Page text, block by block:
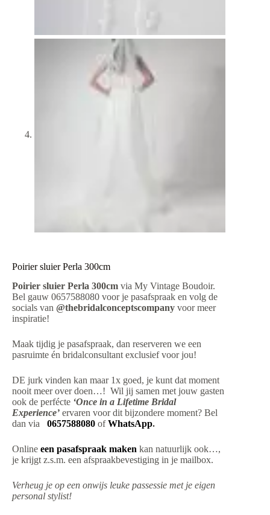
Poirier sluier Perla 300cm
Poirier sluier Perla 300cm via My Vintage Boudoir.
Bel gauw 0657588080 voor je pasafspraak en volg de
socials van @thebridalconceptscompany voor meer
inspiratie!
Maak tijdig je pasafspraak, dan reserveren we een
pasruimte én bridalconsultant exclusief voor jou!
DE jurk vinden kan maar 1x goed, je kunt dat moment
nooit meer over doen…! Wil jij samen met jouw gasten
ook de perfécte ‘Once in a Lifetime Bridal
Experience’ ervaren voor dit bijzondere moment? Bel
dan via 0657588080 ofWhatsApp.
Online een pasafspraak maken kan natuurlijk ook…,
je krijgt z.s.m. een afspraakbevestiging in je mailbox.
Verheug je op een onwijs leuke passessie met je eigen
personal stylist!